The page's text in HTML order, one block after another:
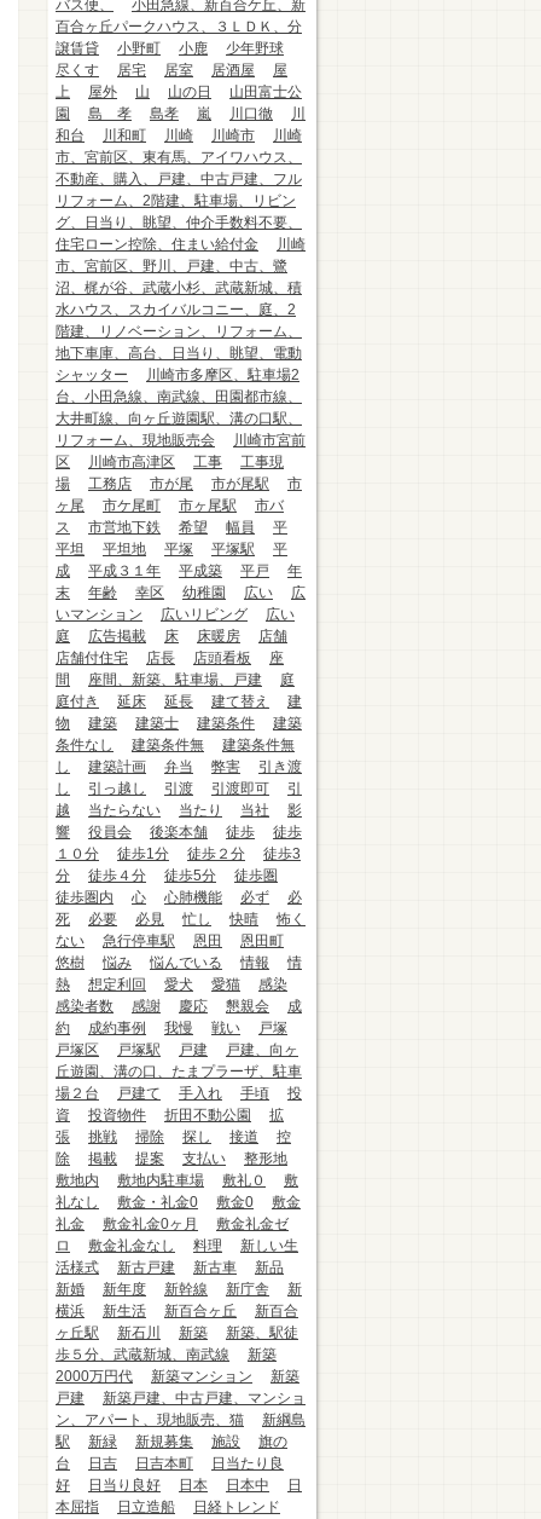
バス便、
小田急線、新百合ケ丘、新
百合ヶ丘パークハウス、３ＬＤＫ、分
譲賃貸
小野町 小鹿
少年野球
尽くす
居宅 居室 居酒屋
屋
上
屋外 山 山の日
山田富士公
園
島 孝 島孝 嵐 川口徹
川
和台
川和町 川崎 川崎市
川崎
市、宮前区、東有馬、アイワハウス、
不動産、購入、戸建、中古戸建、フル
リフォーム、2階建、駐車場、リビン
グ、日当り、眺望、仲介手数料不要、
住宅ローン控除、住まい給付金
川崎
市、宮前区、野川、戸建、中古、鷺
沼、梶が谷、武蔵小杉、武蔵新城、積
水ハウス、スカイバルコニー、庭、2
階建、リノベーション、リフォーム、
地下車庫、高台、日当り、眺望、電動
シャッター
川崎市多摩区、駐車場2
台、小田急線、南武線、田園都市線、
大井町線、向ヶ丘遊園駅、溝の口駅、
リフォーム、現地販売会
川崎市宮前
区
川崎市高津区 工事
工事現
場
工務店 市が尾 市が尾駅
市
ヶ尾
市ケ尾町 市ヶ尾駅
市バ
ス
市営地下鉄 希望 幅員
平
平坦
平坦地 平塚 平塚駅
平
成
平成３１年 平成築 平戸
年
末
年齢 幸区 幼稚園 広い
広
いマンション
広いリビング
広い
庭
広告掲載 床 床暖房
店舗
店舗付住宅
店長 店頭看板
座
間
座間、新築、駐車場、戸建
庭
庭付き
延床 延長 建て替え
建
物
建築 建築士 建築条件
建築
条件なし
建築条件無
建築条件無
し
建築計画 弁当 弊害
引き渡
し
引っ越し 引渡 引渡即可
引
越
当たらない 当たり 当社
影
響
役員会 後楽本舗 徒歩
徒歩
１０分
徒歩1分 徒歩２分
徒歩3
分
徒歩４分 徒歩5分
徒歩圏
徒歩圏内
心 心肺機能 必ず
必
死
必要 必見 忙し 快晴
怖く
ない
急行停車駅 恩田
恩田町
悠樹
悩み 悩んでいる 情報
情
熱
想定利回 愛犬 愛猫
感染
感染者数
感謝 慶応 懇親会
成
約
成約事例 我慢 戦い
戸塚
戸塚区
戸塚駅 戸建
戸建、向ヶ
丘遊園、溝の口、たまプラーザ、駐車
場２台
戸建て 手入れ 手頃
投
資
投資物件 折田不動公園
拡
張
挑戦 掃除 探し 接道
控
除
掲載 提案 支払い
整形地
敷地内
敷地内駐車場 敷礼０
敷
礼なし
敷金・礼金0 敷金0
敷金
礼金
敷金礼金0ヶ月
敷金礼金ゼ
ロ
敷金礼金なし 料理
新しい生
活様式
新古戸建 新古車
新品
新婚
新年度 新幹線 新庁舎
新
横浜
新生活 新百合ヶ丘
新百合
ヶ丘駅
新石川 新築
新築、駅徒
歩５分、武蔵新城、南武線
新築
2000万円代
新築マンション
新築
戸建
新築戸建、中古戸建、マンショ
ン、アパート、現地販売、猫
新綱島
駅
新緑 新規募集 施設
旗の
台
日吉 日吉本町
日当たり良
好
日当り良好 日本 日本中
日
本屈指
日立造船
日経トレンド